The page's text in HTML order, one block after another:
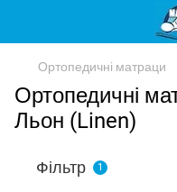
Ортопедичні матраци
Ортопедичні
Льон (Linen)
Фільтр 1